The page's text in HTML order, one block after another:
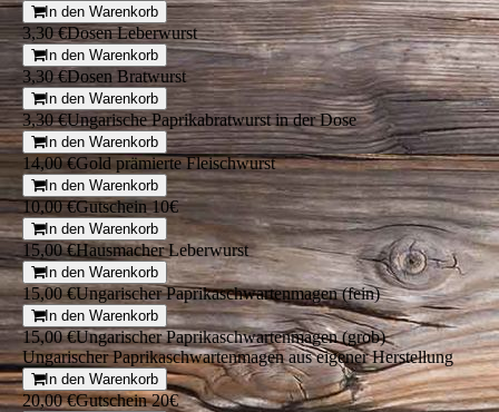
In den Warenkorb
3,30 €Dosen Leberwurst
In den Warenkorb
3,30 €Dosen Bratwurst
In den Warenkorb
3,30 €Ungarische Paprikabratwurst in der Dose
In den Warenkorb
14,00 €Gold prämierte Fleischwurst
In den Warenkorb
10,00 €Gutschein 10€
In den Warenkorb
15,00 €Hausmacher Leberwurst
In den Warenkorb
15,00 €Ungarischer Paprikaschwartenmagen (fein)
In den Warenkorb
15,00 €Ungarischer Paprikaschwartenmagen (grob)
Ungarischer Paprikaschwartenmagen aus eigener Herstellung
In den Warenkorb
20,00 €Gutschein 20€